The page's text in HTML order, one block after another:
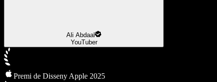
Ali Abdaal
YouTuber
Premi de Disseny Apple 2025